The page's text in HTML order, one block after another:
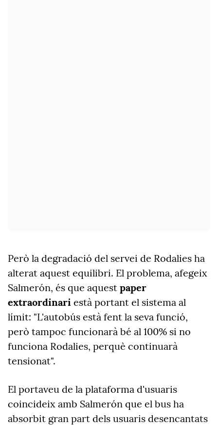
Però la degradació del servei de Rodalies ha
alterat aquest equilibri. El problema, afegeix
Salmerón, és que aquest paper
extraordinari està portant el sistema al
límit: "L'autobús està fent la seva funció,
però tampoc funcionarà bé al 100% si no
funciona Rodalies, perquè continuarà
tensionat".
El portaveu de la plataforma d'usuaris
coincideix amb Salmerón que el bus ha
absorbit gran part dels usuaris desencantats